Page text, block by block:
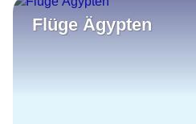
Flüge Ägypten